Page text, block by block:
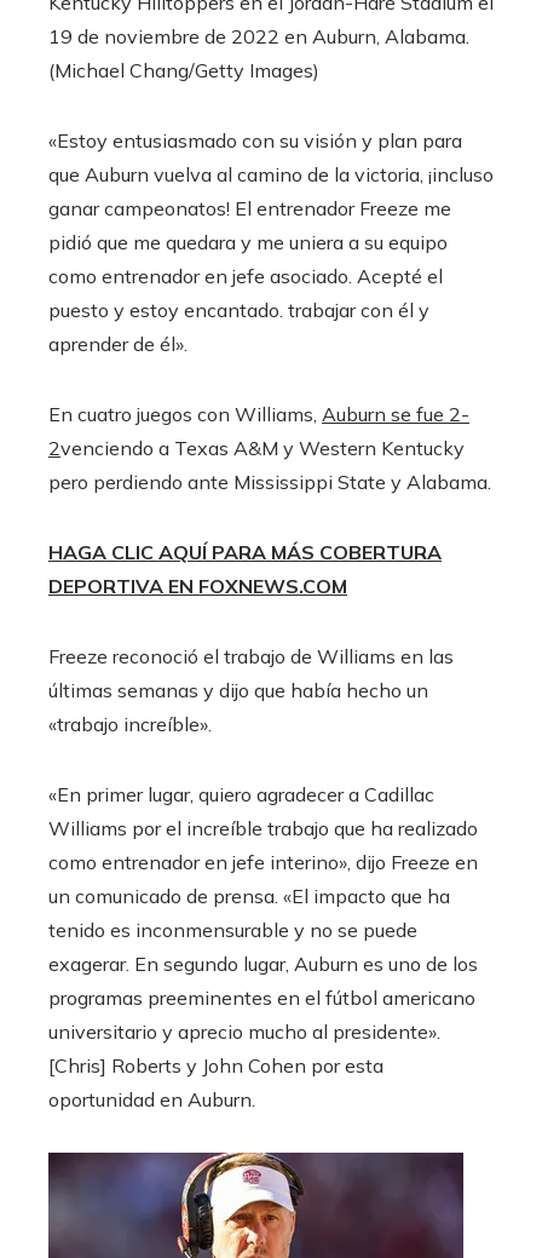
19 de noviembre de 2022 en Auburn, Alabama.
(Michael Chang/Getty Images)
«Estoy entusiasmado con su visión y plan para
que Auburn vuelva al camino de la victoria, ¡incluso
ganar campeonatos! El entrenador Freeze me
pidió que me quedara y me uniera a su equipo
como entrenador en jefe asociado. Acepté el
puesto y estoy encantado. trabajar con él y
aprender de él».
En cuatro juegos con Williams, Auburn se fue 2-
2venciendo a Texas A&M y Western Kentucky
pero perdiendo ante Mississippi State y Alabama.
HAGA CLIC AQUÍ PARA MÁS COBERTURA
DEPORTIVA EN FOXNEWS.COM
Freeze reconoció el trabajo de Williams en las
últimas semanas y dijo que había hecho un
«trabajo increíble».
«En primer lugar, quiero agradecer a Cadillac
Williams por el increíble trabajo que ha realizado
como entrenador en jefe interino», dijo Freeze en
un comunicado de prensa. «El impacto que ha
tenido es inconmensurable y no se puede
exagerar. En segundo lugar, Auburn es uno de los
programas preeminentes en el fútbol americano
universitario y aprecio mucho al presidente».
[Chris] Roberts y John Cohen por esta
oportunidad en Auburn.